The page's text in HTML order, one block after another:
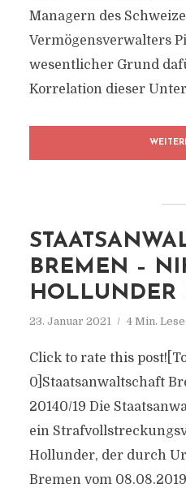
Managern des
Vermögensverwalters
wesentlicher Grund
Korrelation dieser
BREMEN –
HOLLUNDER
23. Januar 2021 4 Min.
Click to rate this
0]Staatsanwaltschaft
20140/​19 Die
ein
Hollunder, der durch
Bremen vom